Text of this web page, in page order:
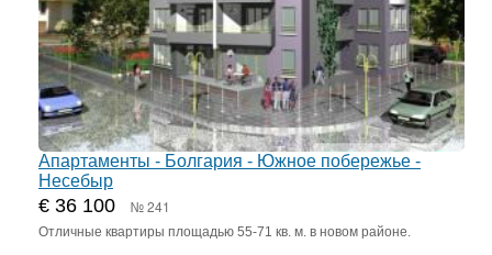
Апартаменты - Болгария - Южное побережье -
Несебыр
€ 36 100 № 241
Отличные квартиры площадью 55-71 кв. м. в новом районе.